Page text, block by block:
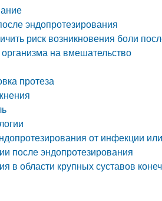
эндопротезирования
риск возникновения боли
на вмешательство
протеза
от инфекции
после эндопротезирования
в области крупных суставов